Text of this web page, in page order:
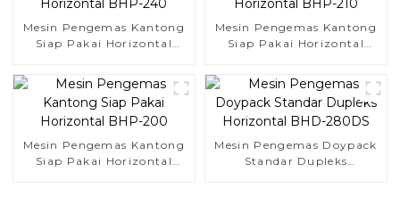
Mesin Pengemas Kantong
Siap Pakai Horizontal
Mesin Pengemas Kantong
Siap Pakai Horizontal
Mesin Pengemas Kantong
Siap Pakai Horizontal
Mesin Pengemas Doypack
Standar Dupleks